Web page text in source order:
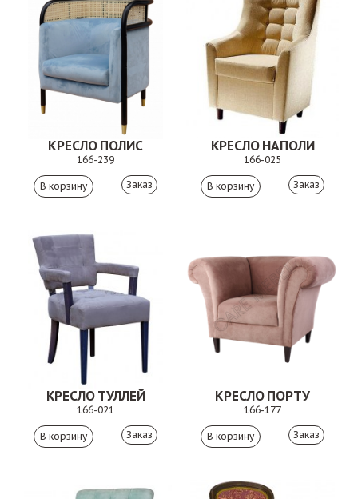
КРЕСЛО ПОЛИС
166-239
Заказ
КРЕСЛО НАПОЛИ
166-025
Заказ
КРЕСЛО ТУЛЛЕЙ
166-021
Заказ
КРЕСЛО ПОРТУ
166-177
Заказ